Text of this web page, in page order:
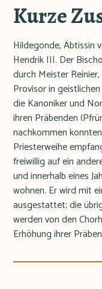
Kurze
Hildegonde, Äbtissin
Hendrik III. Der
durch Meister
Provisor in
die Kanoniker und
ihren Präbenden
nachkommen
Priesterweihe
freiwillig auf ein
und innerhalb eines
wohnen. Er wird mit
ausgestattet; die
werden von den
Erhöhung ihrer